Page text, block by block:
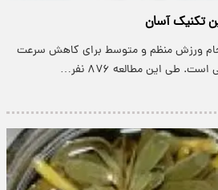
تکنیک آسان
ورزش منظم و متوسط برای کاهش سرعت
طی این مطالعه ۸۷۶ نفر…